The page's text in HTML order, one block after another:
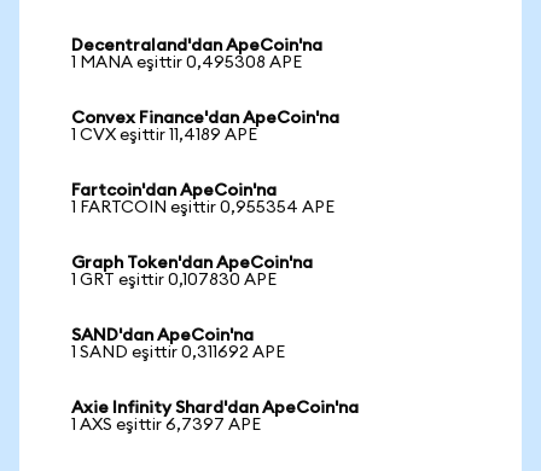
Decentraland'dan ApeCoin'na
1 MANA eşittir 0,495308 APE
Convex Finance'dan ApeCoin'na
1 CVX eşittir 11,4189 APE
Fartcoin'dan ApeCoin'na
1 FARTCOIN eşittir 0,955354 APE
Graph Token'dan ApeCoin'na
1 GRT eşittir 0,107830 APE
SAND'dan ApeCoin'na
1 SAND eşittir 0,311692 APE
Axie Infinity Shard'dan ApeCoin'na
1 AXS eşittir 6,7397 APE